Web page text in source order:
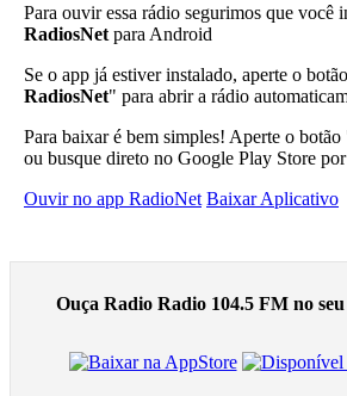
Para ouvir essa rádio segurimos que você
RadiosNet para Android
Se o app já estiver instalado, aperte o
RadiosNet" para abrir a rádio
Para baixar é bem simples! Aperte o botão
ou busque direto no Google Play Store por
Ouvir no app RadioNet Baixar Aplicativo
Ouça Radio Radio 104.5 FM no